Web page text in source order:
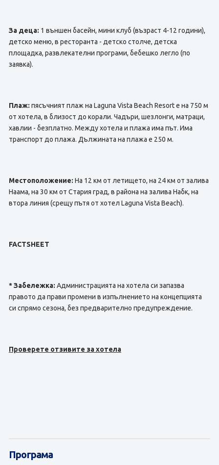
За деца: 1 външен басейн, мини клуб (възраст 4-12 години),
детско меню, в ресторанта - детско столче, детска
площадка, развлекателни програми, бебешко легло (по
заявка).
Плаж: пясъчният плаж на Laguna Vista Beach Resort е на 750 м
от хотела, в близост до корали. Чадъри, шезлонги, матраци,
хавлии - безплатно. Между хотела и плажа има път. Има
транспорт до плажа. Дължината на плажа е 250 м.
Местоположение: На 12 км от летището, на 24 км от залива
Наама, на 30 км от Стария град, в района на залива Набк, на
втора линия (срещу пътя от хотел Laguna Vista Beach).
FACTSHEET
* Забележка: Администрацията на хотела си запазва
правото да прави промени в изпълнението на концепцията
си спрямо сезона, без предварително предупреждение.
Проверете отзивите за хотела
Програма